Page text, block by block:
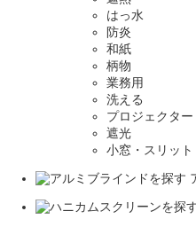
はっ水
防炎
和紙
柄物
業務用
洗える
プロジェクタ
遮光
小窓・スリット